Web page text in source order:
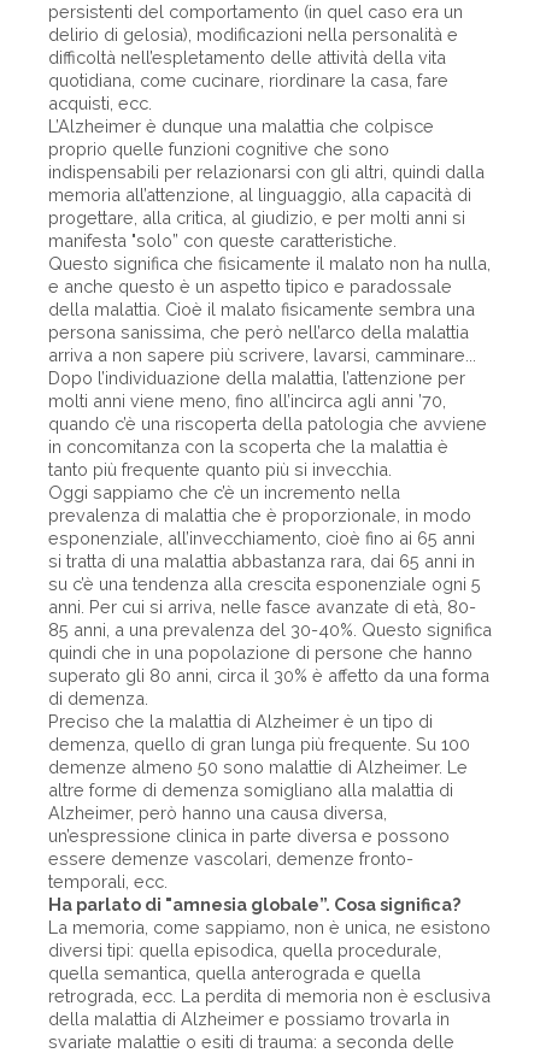
persistenti del comportamento (in quel caso era un
delirio di gelosia), modificazioni nella personalità e
difficoltà nell’espletamento delle attività della vita
quotidiana, come cucinare, riordinare la casa, fare
acquisti, ecc.
L’Alzheimer è dunque una malattia che colpisce
proprio quelle funzioni cognitive che sono
indispensabili per relazionarsi con gli altri, quindi dalla
memoria all’attenzione, al linguaggio, alla capacità di
progettare, alla critica, al giudizio, e per molti anni si
manifesta "solo” con queste caratteristiche.
Questo significa che fisicamente il malato non ha nulla,
e anche questo è un aspetto tipico e paradossale
della malattia. Cioè il malato fisicamente sembra una
persona sanissima, che però nell’arco della malattia
arriva a non sapere più scrivere, lavarsi, camminare...
Dopo l’individuazione della malattia, l’attenzione per
molti anni viene meno, fino all’incirca agli anni ’70,
quando c’è una riscoperta della patologia che avviene
in concomitanza con la scoperta che la malattia è
tanto più frequente quanto più si invecchia.
Oggi sappiamo che c’è un incremento nella
prevalenza di malattia che è proporzionale, in modo
esponenziale, all’invecchiamento, cioè fino ai 65 anni
si tratta di una malattia abbastanza rara, dai 65 anni in
su c’è una tendenza alla crescita esponenziale ogni 5
anni. Per cui si arriva, nelle fasce avanzate di età, 80-
85 anni, a una prevalenza del 30-40%. Questo significa
quindi che in una popolazione di persone che hanno
superato gli 80 anni, circa il 30% è affetto da una forma
di demenza.
Preciso che la malattia di Alzheimer è un tipo di
demenza, quello di gran lunga più frequente. Su 100
demenze almeno 50 sono malattie di Alzheimer. Le
altre forme di demenza somigliano alla malattia di
Alzheimer, però hanno una causa diversa,
un’espressione clinica in parte diversa e possono
essere demenze vascolari, demenze fronto-
temporali, ecc.
Ha parlato di "amnesia globale”. Cosa significa?
La memoria, come sappiamo, non è unica, ne esistono
diversi tipi: quella episodica, quella procedurale,
quella semantica, quella anterograda e quella
retrograda, ecc. La perdita di memoria non è esclusiva
della malattia di Alzheimer e possiamo trovarla in
svariate malattie o esiti di trauma: a seconda delle